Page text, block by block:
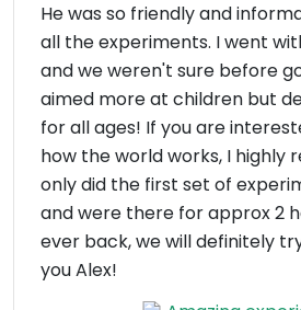
He was so friendly and
all the experiments. I went
and we weren't sure before
aimed more at children but
for all ages! If you are
how the world works, I highly
only did the first set of
and were there for approx 2
ever back, we will definitely
you Alex!